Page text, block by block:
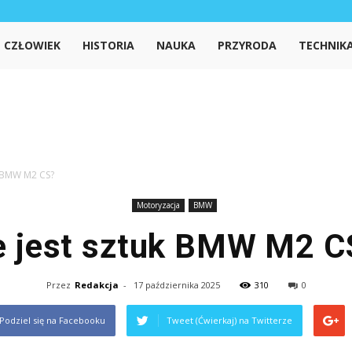
Wiedzanet.pl
CZŁOWIEK HISTORIA NAUKA PRZYRODA
M2 CS?
Motoryzacja BMW
jest sztuk BMW M2
Przez Redakcja - 17 października 2025 310 0
Podziel się na Facebooku Tweet (Ćwierkaj) na Twitterze